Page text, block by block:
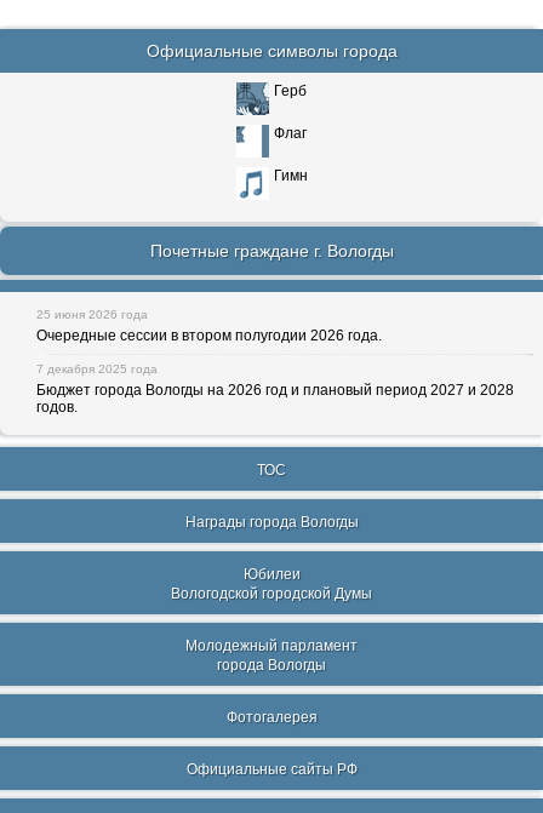
Официальные символы города
Герб
Флаг
Гимн
Почетные граждане г. Вологды
25 июня 2026 года
Очередные сессии в втором полугодии 2026 года.
7 декабря 2025 года
Бюджет города Вологды на 2026 год и плановый период 2027 и 2028
годов.
ТОС
Награды города Вологды
Юбилеи
Вологодской городской Думы
Молодежный парламент
города Вологды
Фотогалерея
Официальные сайты РФ